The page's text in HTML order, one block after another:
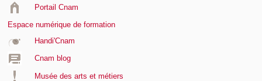
Portail Cnam
Espace numérique de formation
Handi'Cnam
Cnam blog
Musée des arts et métiers